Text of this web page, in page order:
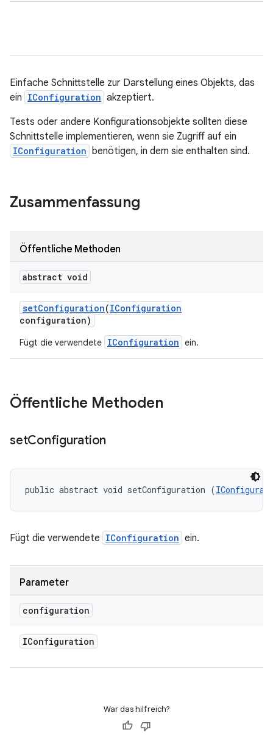
Einfache Schnittstelle zur Darstellung eines Objekts, das
ein IConfiguration akzeptiert.
Tests oder andere Konfigurationsobjekte sollten diese
Schnittstelle implementieren, wenn sie Zugriff auf ein
IConfiguration benötigen, in dem sie enthalten sind.
Zusammenfassung
Öffentliche Methoden
abstract void
setConfiguration(IConfiguration
configuration)
Fügt die verwendete IConfiguration ein.
Öffentliche Methoden
setConfiguration
public abstract void setConfiguration (
Fügt die verwendete IConfiguration ein.
Parameter
configuration
IConfiguration
War das hilfreich?